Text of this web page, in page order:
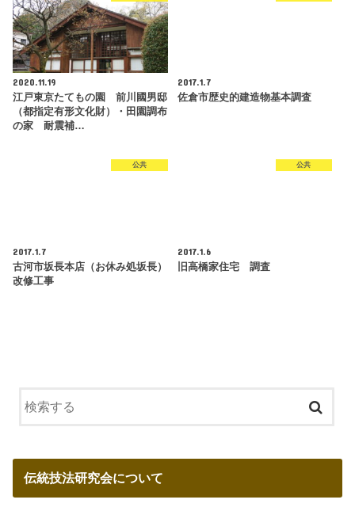
2020.11.19
江戸東京たてもの園 前川國男邸
（都指定有形文化財）・田園調布
の家 耐震補…
2017.1.7
佐倉市歴史的建造物基本調査
公共
2017.1.7
古河市坂長本店（お休み処坂長）
改修工事
公共
2017.1.6
旧高橋家住宅 調査
伝統技法研究会について